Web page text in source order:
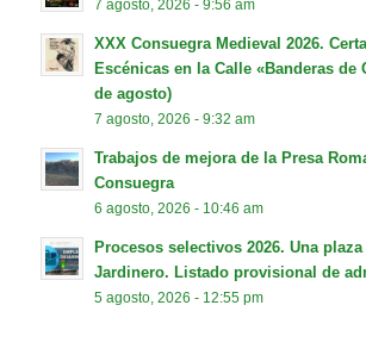
7 agosto, 2026 - 9:56 am
XXX Consuegra Medieval 2026.
Escénicas en la Calle «Banderas de
de agosto)
7 agosto, 2026 - 9:32 am
Trabajos de mejora de la Presa
Consuegra
6 agosto, 2026 - 10:46 am
Procesos selectivos 2026. Una
Jardinero. Listado provisional de
5 agosto, 2026 - 12:55 pm